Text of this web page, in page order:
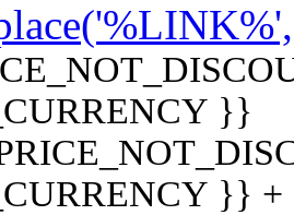
}}
}}